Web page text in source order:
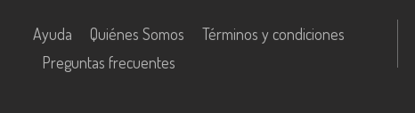
Ayuda Quiénes Somos
Términos y condiciones
Preguntas frecuentes